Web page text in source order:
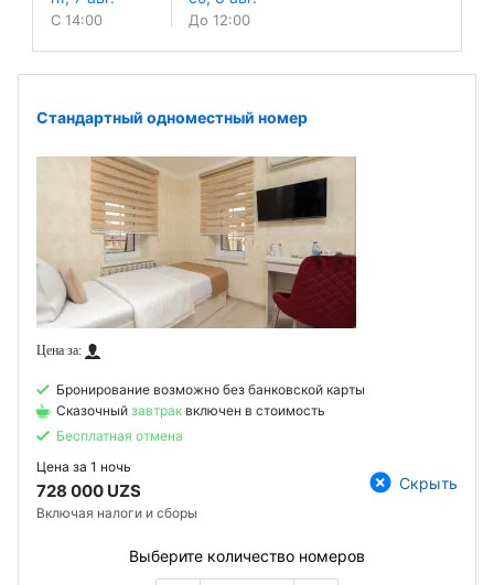
С 14:00 До 12:00
Стандартный одноместный номер
Бронирование возможно без банковской карты
Сказочный завтрак включен в стоимость
Бесплатная отмена
Цена за 1 ночь
728 000 UZS
Включая налоги и сборы
Скрыть
Выберите количество номеров